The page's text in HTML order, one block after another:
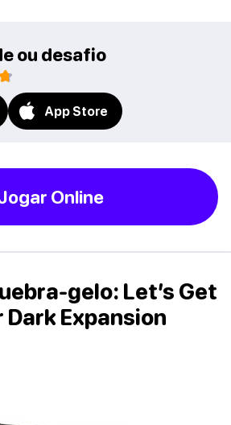
ou desafio
App Store
Online
gelo: Let’s Get
Expansion